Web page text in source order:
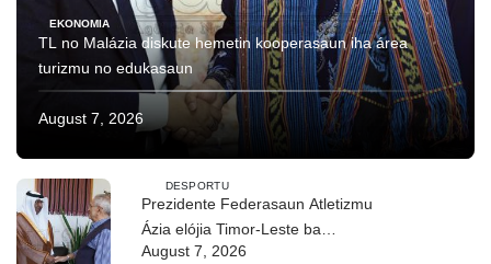
EKONOMIA
TL no Malázia diskute hemetin kooperasaun iha área
turizmu no edukasaun
August 7, 2026
DESPORTU
Prezidente Federasaun Atletizmu
Ázia elójia Timor-Leste ba
realizasaun DIM 2026
August 7, 2026